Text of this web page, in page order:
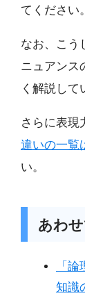
てください。
なお、こう
ニュアンス
く解説して
さらに表現
違いの一覧
い。
あわ
「
知識